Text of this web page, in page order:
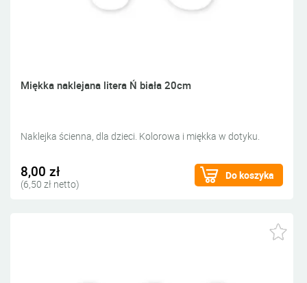
Miękka naklejana litera Ń biała 20cm
Naklejka ścienna, dla dzieci. Kolorowa i miękka w dotyku.
8,00 zł
(6,50 zł netto)
Do koszyka